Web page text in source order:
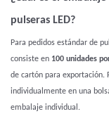
pulseras LED?
Para pedidos estándar de
consiste en 100 unidades
de cartón para exportación.
individualmente en una
embalaje individual.